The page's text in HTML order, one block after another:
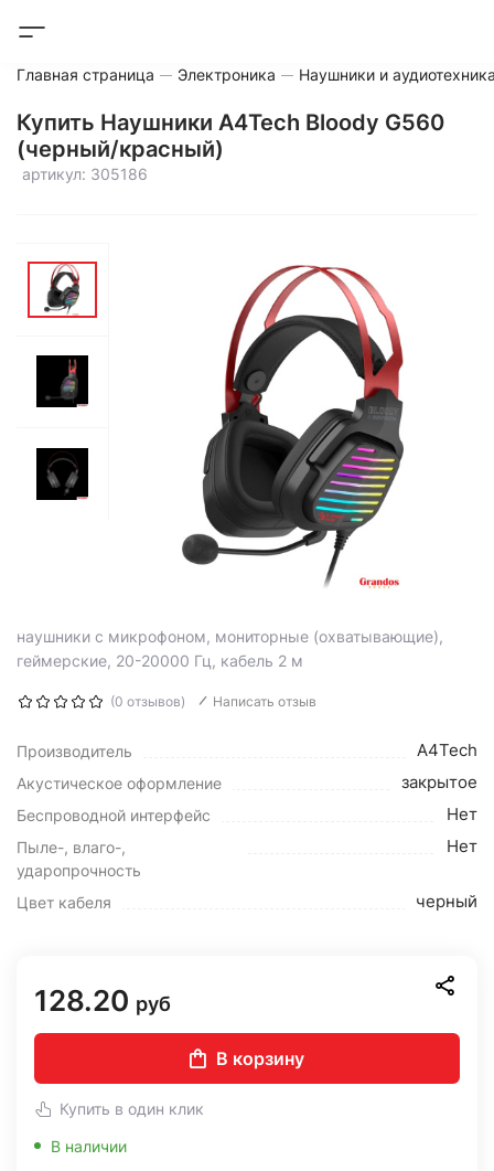
Главная страница Электроника Наушники и
Купить Наушники A4Tech Bloody G560
(черный/красный)
артикул: 305186
наушники с микрофоном, мониторные (охватывающие),
геймерские, 20-20000 Гц, кабель 2 м
(0 отзывов) Написать отзыв
Производитель A4Tech
Акустическое оформление закрытое
Беспроводной интерфейс Нет
Пыле-, влаго-,
ударопрочность
Нет
Цвет кабеля черный
128.20 руб
В корзину
Купить в один клик
В наличии